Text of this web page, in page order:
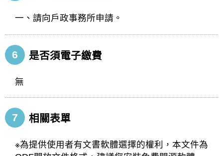
一、請向戶政事務所申請。
6 是否須電子繳費
無
7 相關表單
※為提供使用者有文書軟體選擇的權利，本文件為